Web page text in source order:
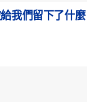
我們留下了什麼